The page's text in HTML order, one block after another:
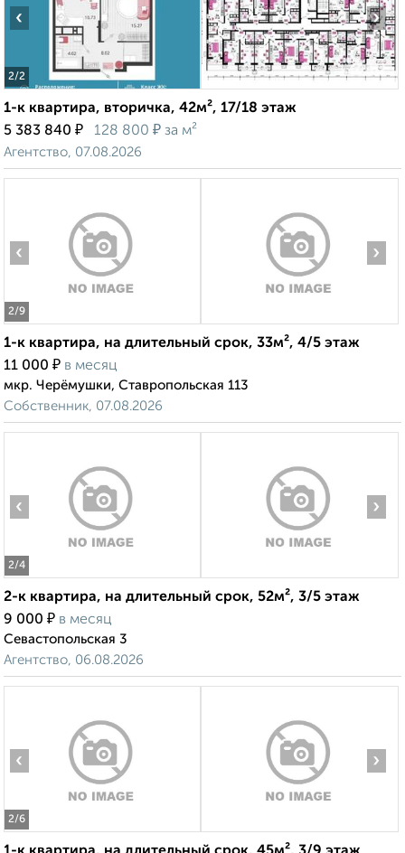
2/2
‹ ›
1-к квартира, вторичка, 42м², 17/18 этаж
5 383 840 ₽ 128 800 ₽ за м²
Агентство, 07.08.2026
2/9
‹ ›
1-к квартира, на длительный срок, 33м², 4/5 этаж
11 000 ₽ в месяц
мкр. Черёмушки, Ставропольская 113
Собственник, 07.08.2026
2/4
‹ ›
2-к квартира, на длительный срок, 52м², 3/5 этаж
9 000 ₽ в месяц
Севастопольская 3
Агентство, 06.08.2026
2/6
‹ ›